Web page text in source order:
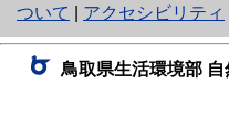
り
ネ
ッ
ついて
アクセシビリティ
鳥取県生活環境部